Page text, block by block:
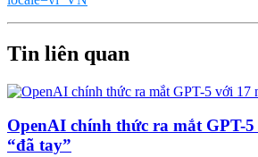
Tin liên quan
OpenAI chính thức ra mắt GPT-
“đã tay”